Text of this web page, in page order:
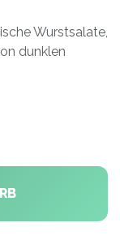
Wurstsalate,
dunklen